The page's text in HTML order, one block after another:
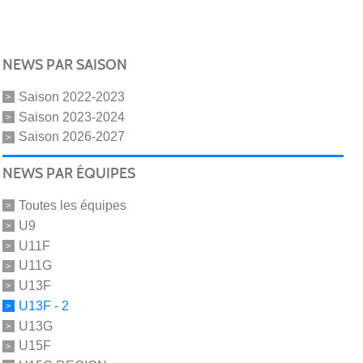
NEWS PAR SAISON
Saison 2022-2023
Saison 2023-2024
Saison 2026-2027
NEWS PAR ÉQUIPES
Toutes les équipes
U9
U11F
U11G
U13F
U13F - 2
U13G
U15F